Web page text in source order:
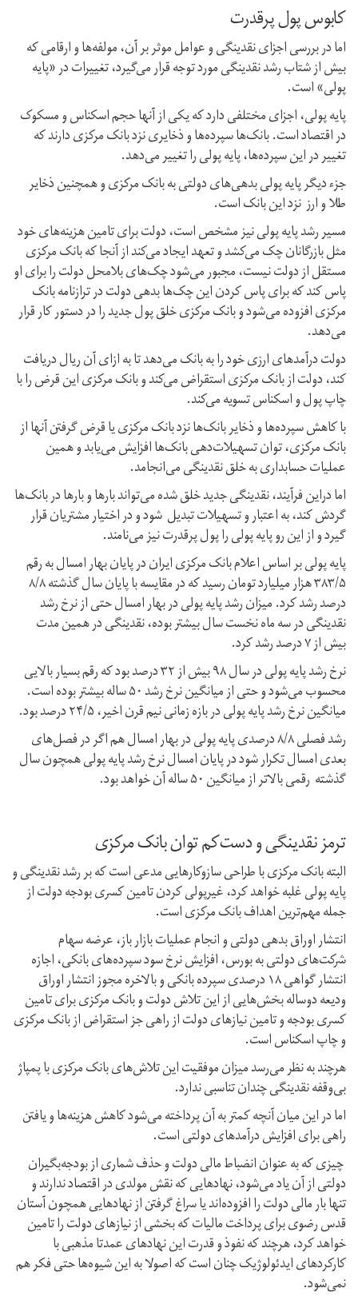
کابوس پول پرقدرت
اما در بررسی اجزای نقدینگی و عوامل موثر بر آن، مولفه‌ها و ارقامی که
بیش از شتاب رشد نقدینگی مورد توجه قرار می‌گیرد، تغییرات در «پایه
پولی» است.
پایه پولی، اجزای مختلفی دارد که یکی از آنها حجم اسکناس و مسکوک
در اقتصاد است. بانک‌ها سپرده‌ها و ذخایری نزد بانک مرکزی دارند که
تغییر در این سپرده‌ها، پایه پولی را تغییر می‌دهد.
جزء دیگر پایه پولی بدهی‌های دولتی به بانک مرکزی و همچنین ذخایر
طلا و ارز نزد این بانک است.
مسیر رشد پایه پولی نیز مشخص است، دولت برای تامین هزینه‌های خود
مثل بازرگانان چک می‌کشد و تعهد ایجاد می‌کند از آنجا که بانک مرکزی
مستقل از دولت نیست، مجبور می‌شود چک‌های بلا‌محل دولت را برای او
پاس کند که برای پاس کردن این چک‌ها بدهی دولت در ترازنامه بانک
مرکزی افزوده می‌شود و بانک مرکزی خلق پول جدید را در دستور کار قرار
می‌دهد.
دولت درآمدهای ارزی خود را به بانک می‌دهد تا به ازای آن ریال دریافت
کند، دولت از بانک مرکزی استقراض می‌کند و بانک مرکزی این قرض را با
چاپ پول و اسکناس تسویه می‌کند.
با کاهش سپرده‌ها و ذخایر بانک‌ها نزد بانک مرکزی یا قرض گرفتن آنها از
بانک مرکزی، توان تسهیلات‌دهی بانک‌ها افزایش می‌یابد و همین
عملیات حسابداری به خلق نقدینگی می‌انجامد.
اما دراین فرآیند، نقدینگی جدید خلق شده می‌تواند بارها و بارها در بانک‌ها
گردش کند،‌ به اعتبار و تسهیلات تبدیل شود و در اختیار مشتریان قرار
گیرد و از این رو پایه پولی را پول پرقدرت نیز می‌نامند.
پایه پولی بر اساس اعلام بانک مرکزی ایران در پایان بهار امسال به رقم
۳۸۳/۵ هزار میلیارد تومان رسید که در مقایسه با پایان سال گذشته ۸/۸
درصد رشد کرد. میزان رشد پایه پولی در بهار امسال حتی از نرخ رشد
نقدینگی در سه ماه نخست سال بیشتر بوده، نقدینگی در همین مدت
بیش از ۷ درصد رشد کرد.
نرخ رشد پایه پولی در سال ۹۸ بیش از ۳۲ درصد بود که رقم بسیار بالایی
محسوب می‌شود و حتی از میانگین نرخ رشد ۵۰ ساله بیشتر بوده است.
میانگین نرخ رشد پایه پولی در بازه زمانی نیم قرن اخیر، ۲۴/۵ درصد بود.
رشد فصلی ۸/۸ درصدی پایه پولی در بهار امسال هم اگر در فصل‌های
بعدی امسال تکرار شود در پایان امسال نرخ رشد پایه پولی همچون سال
گذشته رقمی بالاتر از میانگین ۵۰ ساله آن خواهد بود.
ترمز نقدینگی و دست‌کم توان بانک مرکزی
البته بانک مرکزی با طراحی سازوکارهایی مدعی است که بر رشد نقدینگی و
پایه پولی غلبه خواهد کرد، غیرپولی کردن تامین کسری بودجه دولت از
جمله مهم‌ترین اهداف بانک مرکزی است.
انتشار اوراق بدهی دولتی و انجام عملیات بازار باز، عرضه سهام
شرکت‌های دولتی به بورس، افزایش نرخ سود سپرده‌های بانکی، اجازه
انتشار گواهی ۱۸ درصدی سپرده بانکی و بالاخره مجوز انتشار اوراق
ودیعه دوساله بخش‌هایی از این تلاش دولت و بانک مرکزی برای تامین
کسری بودجه و تامین نیازهای دولت از راهی جز استقراض از بانک مرکزی
و چاپ اسکناس است.
هرچند به نظر می‌رسد میزان موفقیت این تلاش‌های بانک مرکزی با پمپاژ
بی‌وقفه نقدینگی چندان تناسبی ندارد.
اما در این میان آنچه کمتر به آن پرداخته می‌شود کاهش هزینه‌ها و یافتن
راهی برای افزایش درآمدهای دولتی است.
چیزی که به عنوان انضباط مالی دولت و حذف شماری از بودجه‌بگیران
دولتی از آن یاد می‌شود، نهادهایی که نقش مولدی در اقتصاد ندارند و
تنها بار مالی دولت را افزوده‌اند یا سراغ گرفتن از نهادهایی همچون آستان
قدس رضوی برای پرداخت مالیات که بخشی از نیازهای دولت را تامین
خواهد کرد، هرچند که نفوذ و قدرت این نهادهای عمدتا مذهبی با
کارکردهای ایدئولوژیک چنان است که اصولا به این شیوه‌ها حتی فکر هم
نمی‌شود.